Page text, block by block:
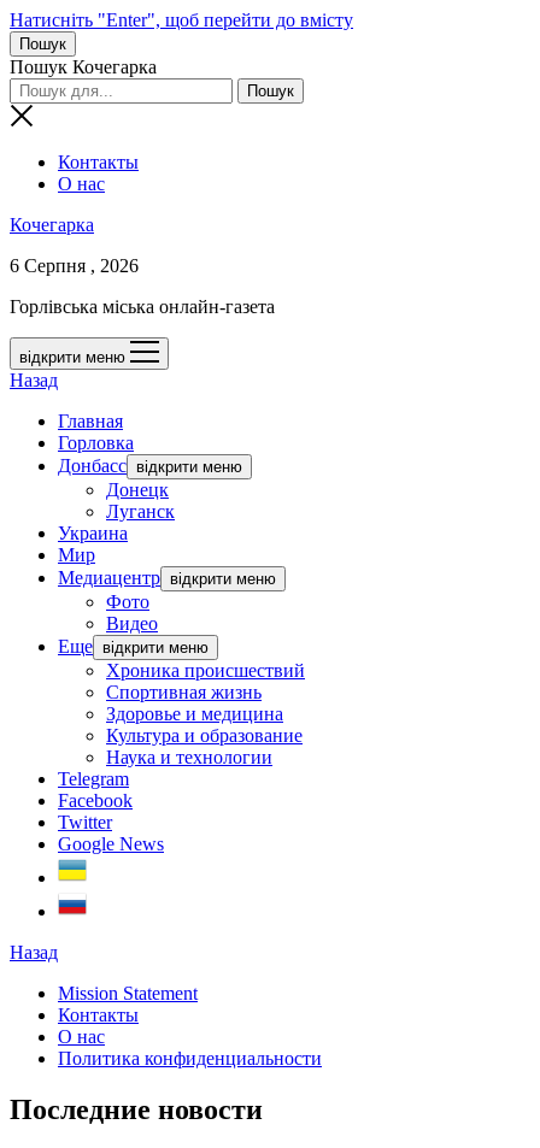
Натисніть "Enter", щоб перейти до вмісту
Пошук
Пошук Кочегарка
Контакты
О нас
Кочегарка
6 Серпня , 2026
Горлівська міська онлайн-газета
відкрити меню
Назад
Главная
Горловка
Донбасс відкрити меню
Донецк
Луганск
Украина
Мир
Медиацентр відкрити меню
Фото
Видео
Еще відкрити меню
Хроника происшествий
Спортивная жизнь
Здоровье и медицина
Культура и образование
Наука и технологии
Telegram
Facebook
Twitter
Google News
Назад
Mission Statement
Контакты
О нас
Политика конфиденциальности
Последние новости